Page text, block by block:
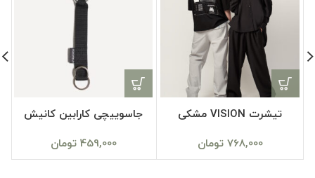
تیشرت VISION مشکی
768,000 تومان
جاسوییچی کارابین کانیش
459,000 تومان